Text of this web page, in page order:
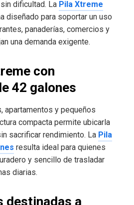
dificultad. La Pila Xtreme
diseñado para soportar un uso
panaderías, comercios y
una demanda exigente.
con
42 galones
apartamentos y pequeños
compacta permite ubicarla
sacrificar rendimiento. La Pila
resulta ideal para quienes
y sencillo de trasladar
diarias.
destinadas a